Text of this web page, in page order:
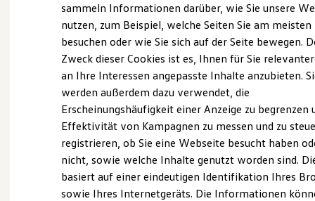
Reichweite
Reichweite der ID. Modelle
Reichweite im Winter
Laden
Laden unterwegs
Laden Zuhause
Ladezeitensimulator
Batterie
Sicherheit
Garantie und Lebensdauer
Nachhaltigkeit
Technologie
Kosten und Kauf
Probefahrt vereinbaren
Fahrzeugangebot anfordern
Servicetermin buchen
sammeln Informationen darüber, wie Sie unsere
nutzen, zum Beispiel, welche Seiten Sie am meisten
besuchen oder wie Sie sich auf der Seite bewegen.
Zweck dieser Cookies ist es, Ihnen für Sie
an Ihre Interessen angepasste Inhalte anzubieten.
werden außerdem dazu verwendet, die
Erscheinungshäufigkeit einer Anzeige zu begrenzen
Effektivität von Kampagnen zu messen und zu
registrieren, ob Sie eine Webseite besucht haben
nicht, sowie welche Inhalte genutzt worden sind.
basiert auf einer eindeutigen Identifikation Ihres
sowie Ihres Internetgeräts. Die Informationen